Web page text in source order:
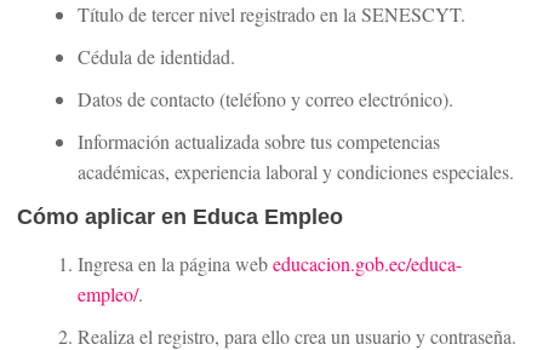
Título de tercer nivel registrado en la SENESCYT.
Cédula de identidad.
Datos de contacto (teléfono y correo electrónico).
Información actualizada sobre tus competencias
académicas, experiencia laboral y condiciones especiales.
Cómo aplicar en Educa Empleo
Ingresa en la página webeducacion.gob.ec/educa-
empleo/.
Realiza el registro, para ello crea un usuario y contraseña.